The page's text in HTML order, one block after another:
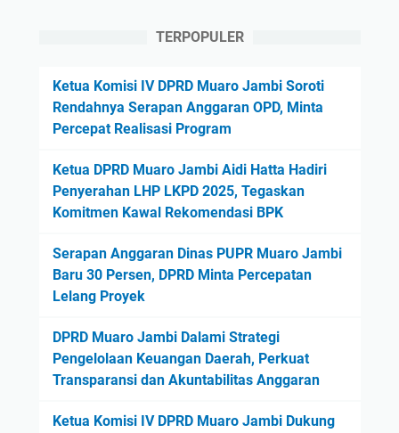
TERPOPULER
Ketua Komisi IV DPRD Muaro Jambi Soroti
Rendahnya Serapan Anggaran OPD, Minta
Percepat Realisasi Program
Ketua DPRD Muaro Jambi Aidi Hatta Hadiri
Penyerahan LHP LKPD 2025, Tegaskan
Komitmen Kawal Rekomendasi BPK
Serapan Anggaran Dinas PUPR Muaro Jambi
Baru 30 Persen, DPRD Minta Percepatan
Lelang Proyek
DPRD Muaro Jambi Dalami Strategi
Pengelolaan Keuangan Daerah, Perkuat
Transparansi dan Akuntabilitas Anggaran
Ketua Komisi IV DPRD Muaro Jambi Dukung